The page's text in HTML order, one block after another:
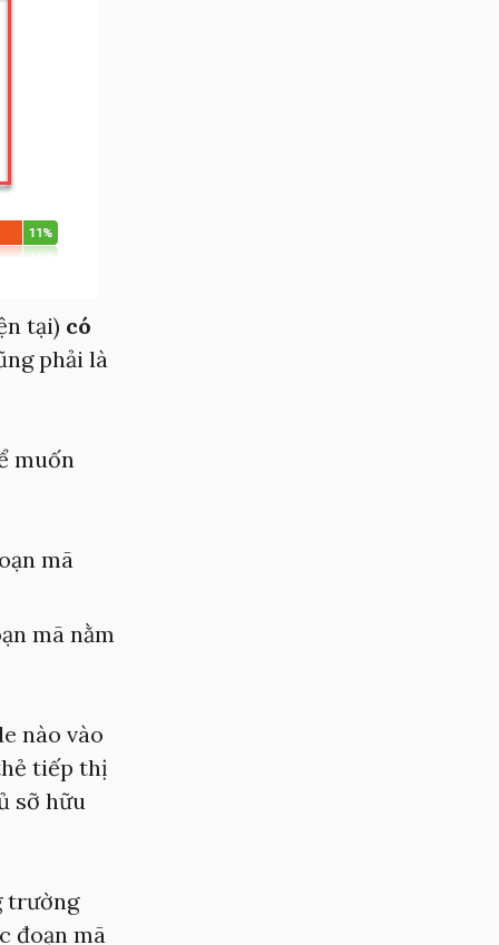
tại) có
phải là
muốn
mã
mã nằm
nào vào
tiếp thị
sỡ hữu
trường
đoạn mã